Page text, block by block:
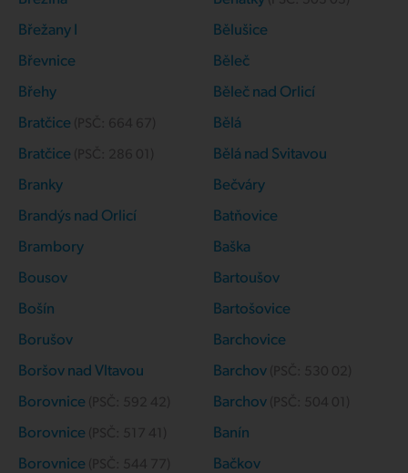
Břežany I
Břevnice
Břehy
Bratčice
Bratčice
Branky
Brandýs nad Orlicí
Brambory
Bousov
Bošín
Borušov
Boršov nad Vltavou
Borovnice
Borovnice
Borovnice
Bělušice
Běleč
Běleč nad Orlicí
Bělá
Bělá nad Svitavou
Bečváry
Batňovice
Baška
Bartoušov
Bartošovice
Barchovice
Barchov
Barchov
Banín
Bačkov